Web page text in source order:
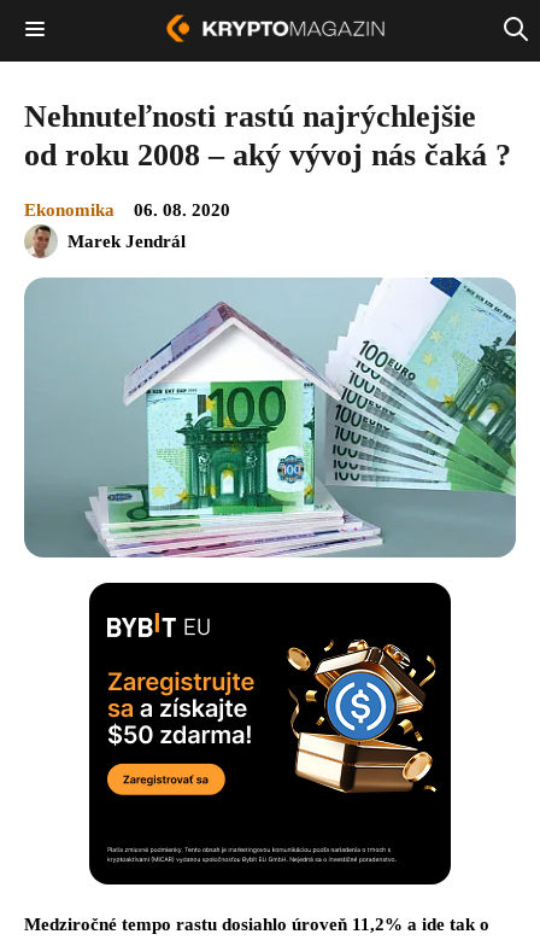
Nehnuteľnosti rastú najrýchlejšie
od roku 2008 – aký vývoj nás čaká ?
Ekonomika
06. 08. 2020
Marek Jendrál
Medziročné tempo rastu dosiahlo úroveň 11,2% a ide tak o